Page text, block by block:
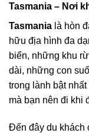
Tasmania – Nơi
Tasmania là hòn
hữu địa hình đa
biển, những khu
dài, những con
trong lành bật
mà bạn nên đi khi
Đến đây du khách